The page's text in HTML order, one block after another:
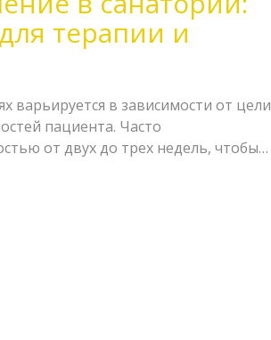
терапии и
варьируется в зависимости от цели
пациента. Часто
от двух до трех недель, чтобы
на это влияют и что еще
в санаторий.